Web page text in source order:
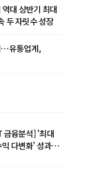
대 상반기 최대
두 자릿수 성장
…유통업계,
금융분석] '최대
익 다변화' 성과…